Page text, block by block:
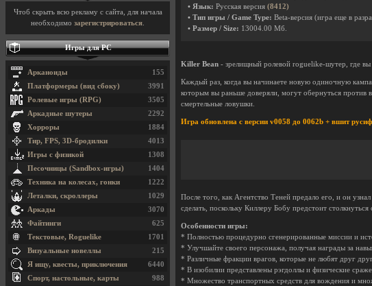
• Язык: Русская версия (8412)
• Тип игры / Game Type: Beta-версия (игра еще в
• Размер / Size: 13004.00 Мб.
Killer Bean - зрелищный ролевой roguelike-шутер, где
Каждый раз, когда вы начинаете новую одиночную
которым вы раньше доверяли, могут обернуться против
смертельные ловушки.
Игра обновлена с версии v0058 до 0062b + вшит
После того, как Агентство Теней предало его, и он
сделать, поскольку Киллеру Бобу предстоит
Особенности игры:
* Полностью процедурно сгенерированные миссии и
* Улучшайте своего персонажа, получая награды за
* Различные фракции врагов, которые не любят друг
* В изобилии представлены рэгдоллы и физические
* Множество транспортных средств для вождения и
Чтоб скрыть всю рекламу с сайта, для начала
необходимо зарегистрироваться
Игры для PC
155
Арканоиды
3991
Платформеры (вид сбоку)
3505
Ролевые игры (RPG)
2292
Аркадные шутеры
1884
Хорроры
4013
Тир, FPS, 3D-бродилки
1308
Игры с физикой
1404
Песочницы (Sandbox-игры)
1222
Техника на колесах, гонки
1029
Леталки, скроллеры
3070
Аркады
625
Файтинги
1701
Текстовые, Roguelike
215
Визуальные новеллы
6440
Я ищу, квесты, приключения
988
Спорт, настольные, карты